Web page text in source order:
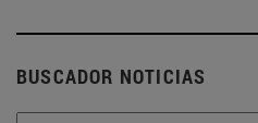
BUSCADOR NOTICIAS